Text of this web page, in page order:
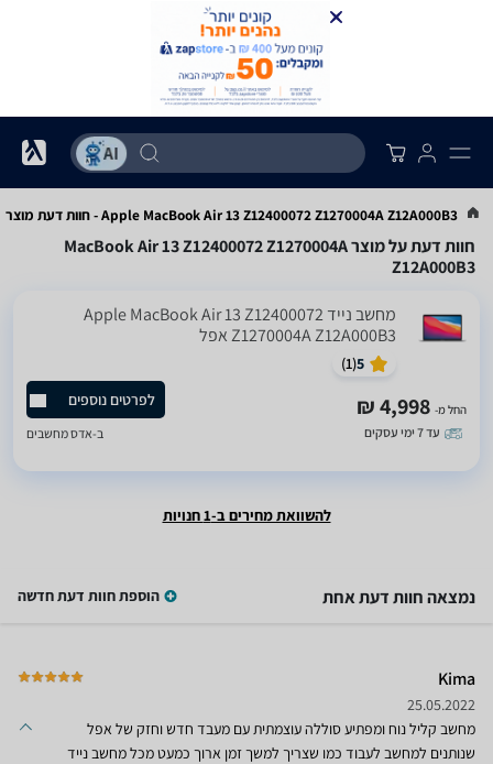
Apple MacBook Air 13 Z12400072 Z1270004A Z12A000B3 - חוות דעת מוצר
חוות דעת על מוצר MacBook Air 13 Z12400072 Z1270004A
Z12A000B3
מחשב נייד Apple MacBook Air 13 Z12400072
Z1270004A Z12A000B3 אפל
5
(
1
)
החל מ- 4,998 ₪
עד 7 ימי עסקים
לפרטים נוספים
ב-אדס מחשבים
להשוואת מחירים ב-1 חנויות
נמצאה חוות דעת אחת הוספת חוות דעת חדשה
Kima
25.05.2022
מחשב קליל נוח ומפתיע סוללה עוצמתית עם מעבד חדש וחזק של אפל
שנותנים למחשב לעבוד כמו שצריך למשך זמן ארוך כמעט מכל מחשב נייד